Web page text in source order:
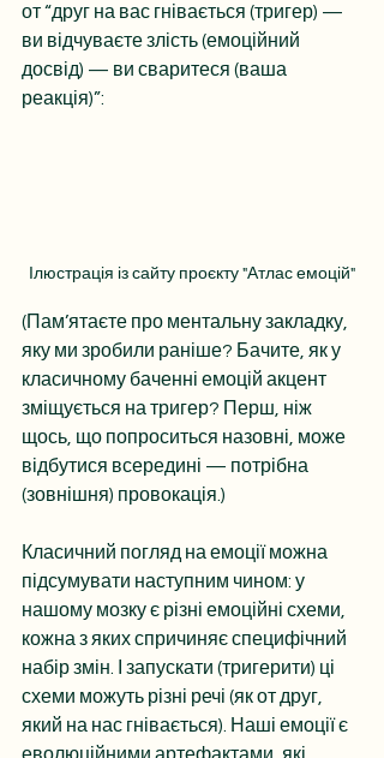
от “друг на вас гнівається (тригер) —
ви відчуваєте злість (емоційний
досвід) — ви сваритеся (ваша
реакція)”:
Ілюстрація із сайту проєкту "Атлас емоцій"
(Пам’ятаєте про ментальну закладку,
яку ми зробили раніше? Бачите, як у
класичному баченні емоцій акцент
зміщується на тригер? Перш, ніж
щось, що попроситься назовні, може
відбутися всередині — потрібна
(зовнішня) провокація.)
Класичний погляд на емоції можна
підсумувати наступним чином: у
нашому мозку є різні емоційні схеми,
кожна з яких спричиняє специфічний
набір змін. І запускати (тригерити) ці
схеми можуть різні речі (як от друг,
який на нас гнівається). Наші емоції є
еволюційними артефактами, які